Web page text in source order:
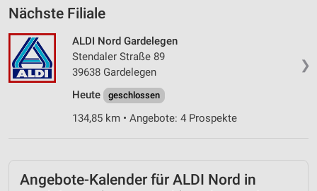
Nächste Filiale
❯
ALDI Nord Gardelegen
Stendaler Straße 89
39638 Gardelegen
Heute
geschlossen
134,85 km • Angebote: 4 Prospekte
Angebote-Kalender für ALDI Nord in
Verwendung genauer Standortdaten
Geräte anhand von aktiv angeforderten
Informationen identifizieren
Nicht-IAB-Verarbeitungszwecke:
Werbung